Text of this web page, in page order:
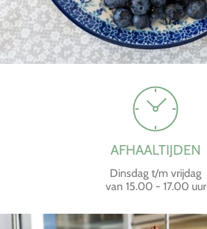
AFHAALTIJDEN
Dinsdag t/m vrijdag
van 15.00 - 17.00 uur